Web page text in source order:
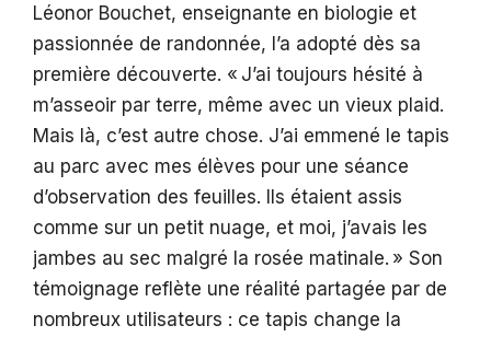
Léonor Bouchet, enseignante en biologie et
passionnée de randonnée, l’a adopté dès sa
première découverte. « J’ai toujours hésité à
m’asseoir par terre, même avec un vieux plaid.
Mais là, c’est autre chose. J’ai emmené le tapis
au parc avec mes élèves pour une séance
d’observation des feuilles. Ils étaient assis
comme sur un petit nuage, et moi, j’avais les
jambes au sec malgré la rosée matinale. » Son
témoignage reflète une réalité partagée par de
nombreux utilisateurs : ce tapis change la